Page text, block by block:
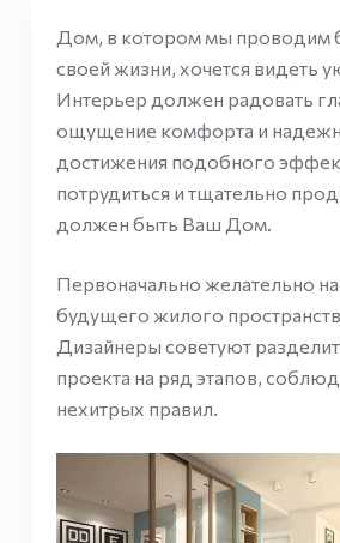
Дом, в котором мы проводим
своей жизни, хочется видеть
Интерьер должен радовать
ощущение комфорта и
достижения подобного
потрудиться и тщательно
должен быть Ваш Дом.
Первоначально желательно
будущего жилого
Дизайнеры советуют
проекта на ряд этапов,
нехитрых правил.